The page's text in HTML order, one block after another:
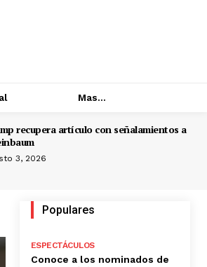
Mas...
recupera artículo con señalamientos a
3, 2026
Populares
ESPECTÁCULOS
Conoce a los nominados de